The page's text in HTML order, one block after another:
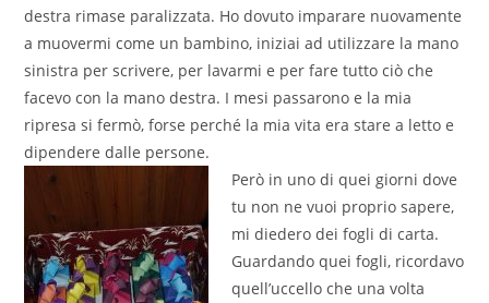
destra rimase paralizzata. Ho dovuto imparare nuovamente
a muovermi come un bambino, iniziai ad utilizzare la mano
sinistra per scrivere, per lavarmi e per fare tutto ciò che
facevo con la mano destra. I mesi passarono e la mia
ripresa si fermò, forse perché la mia vita era stare a letto e
dipendere dalle persone.
Però in uno di quei giorni dove
tu non ne vuoi proprio sapere,
mi diedero dei fogli di carta.
Guardando quei fogli, ricordavo
quell’uccello che una volta